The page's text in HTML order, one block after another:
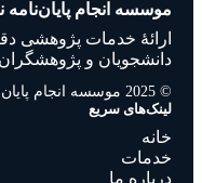
موسسه انجام پایان‌نامه
ارائهٔ خدمات پژوهشی
دانشجویان و
© 2025 موسسه انجام پایان‌نامه نگار — تمامی حقوق محفوظ است.
لینک‌های سریع
خانه
خدمات
درباره ما